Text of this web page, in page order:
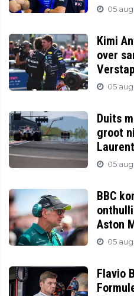
05
Kimi
over
05
Duits
groot
05
BBC
Aston
05
Flavio